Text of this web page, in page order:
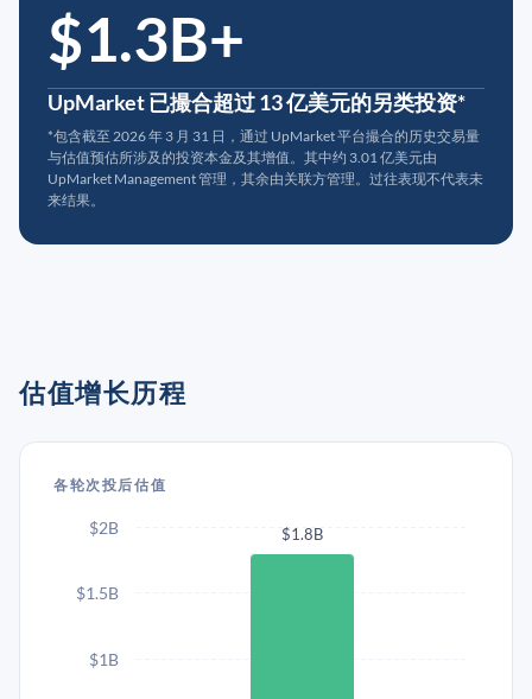
$1.3B+
UpMarket 已撮合超过 13 亿美元的另类投资*
*包含截至 2026 年 3 月 31 日，通过 UpMarket 平台撮合的历史交易量
与估值预估所涉及的投资本金及其增值。其中约 3.01 亿美元由
UpMarket Management 管理，其余由关联方管理。过往表现不代表未
来结果。
估值增长历程
各轮次投后估值
$1.8B
$1B
$1.5B
$2B